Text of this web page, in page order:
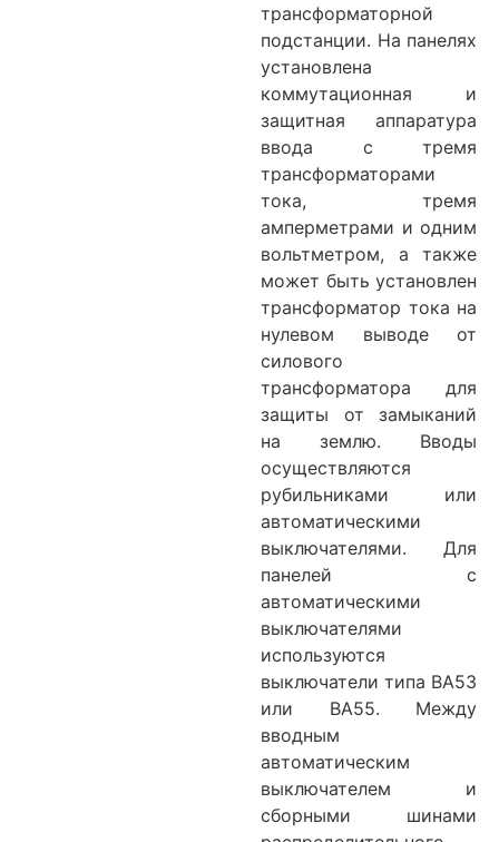
трансформаторной
подстанции. На панелях
установлена
коммутационная и
защитная аппаратура
ввода с тремя
трансформаторами
тока, тремя
амперметрами и одним
вольтметром, а также
может быть установлен
трансформатор тока на
нулевом выводе от
силового
трансформатора для
защиты от замыканий
на землю. Вводы
осуществляются
рубильниками или
автоматическими
выключателями. Для
панелей с
автоматическими
выключателями
используются
выключатели типа ВА5З
или ВА55. Между
вводным
автоматическим
выключателем и
сборными шинами